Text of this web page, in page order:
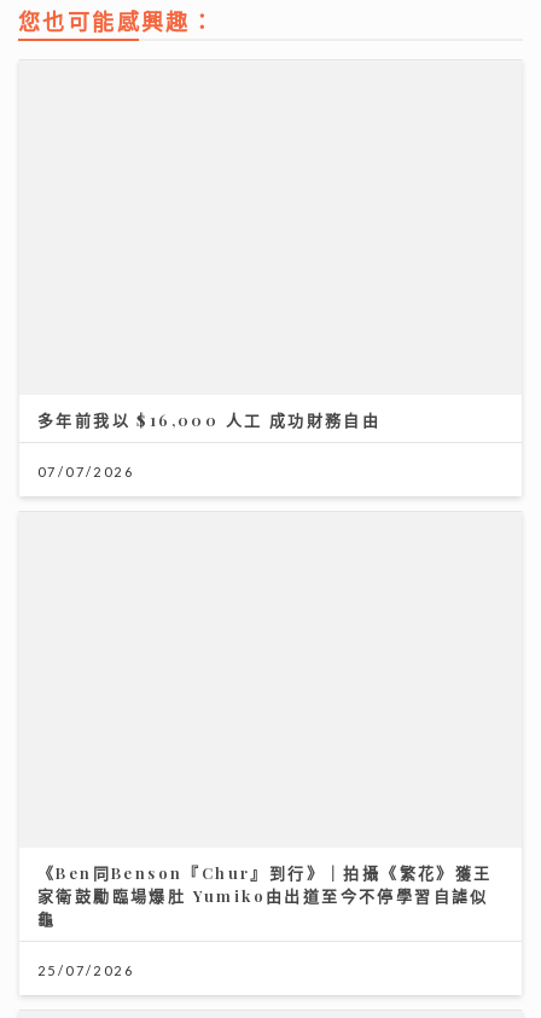
您也可能感興趣：
多年前我以 $16,000 人工 成功財務自由
07/07/2026
《Ben同Benson『Chur』到行》｜拍攝《繁花》獲王
家衛鼓勵臨場爆肚 Yumiko由出道至今不停學習自謔似
龜
25/07/2026
06/07/2026